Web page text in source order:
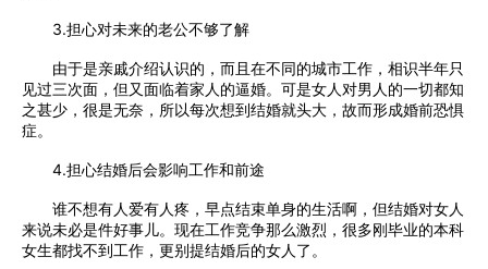
3.担心对未来的老公不够了解
由于是亲戚介绍认识的，而且在不同的城市工作，相识半年只
见过三次面，但又面临着家人的逼婚。可是女人对男人的一切都知
之甚少，很是无奈，所以每次想到结婚就头大，故而形成婚前恐惧
症。
4.担心结婚后会影响工作和前途
谁不想有人爱有人疼，早点结束单身的生活啊，但结婚对女人
来说未必是件好事儿。现在工作竞争那么激烈，很多刚毕业的本科
女生都找不到工作，更别提结婚后的女人了。